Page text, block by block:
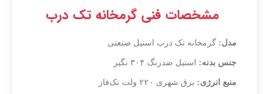
مشخصات فنی گرمخانه تک درب
مدل: گرمخانه تک درب استیل صنعتی
جنس بدنه: استیل ضدزنگ ۳۰۴ نگیر
منبع انرژی: برق شهری ۲۲۰ ولت تک‌فاز